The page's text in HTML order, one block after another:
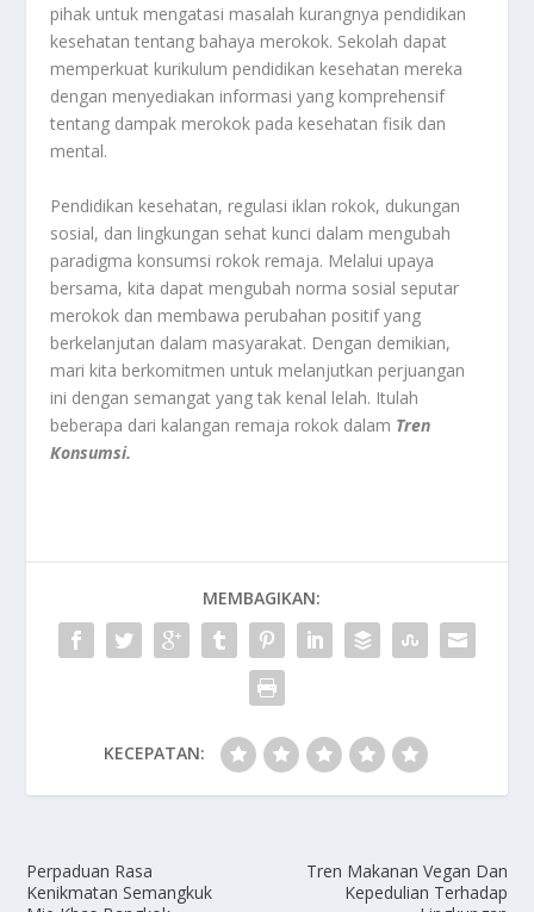
pihak untuk mengatasi masalah kurangnya pendidikan
kesehatan tentang bahaya merokok. Sekolah dapat
memperkuat kurikulum pendidikan kesehatan mereka
dengan menyediakan informasi yang komprehensif
tentang dampak merokok pada kesehatan fisik dan
mental.
Pendidikan kesehatan, regulasi iklan rokok, dukungan
sosial, dan lingkungan sehat kunci dalam mengubah
paradigma konsumsi rokok remaja. Melalui upaya
bersama, kita dapat mengubah norma sosial seputar
merokok dan membawa perubahan positif yang
berkelanjutan dalam masyarakat. Dengan demikian,
mari kita berkomitmen untuk melanjutkan perjuangan
ini dengan semangat yang tak kenal lelah. Itulah
beberapa dari kalangan remaja rokok dalam Tren
Konsumsi.
MEMBAGIKAN:
KECEPATAN:
Perpaduan Rasa
Kenikmatan Semangkuk
Tren Makanan Vegan Dan
Kepedulian Terhadap